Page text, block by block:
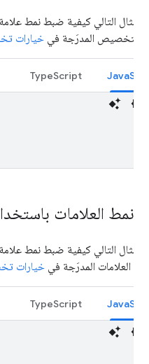
المثال التالي كيفية ضبط نمط
التخصيص المدرَجة في خيارات
TypeScript
نمط العلامات
المثال التالي كيفية ضبط نمط
العلامات المدرَجة في خيارات
TypeScript